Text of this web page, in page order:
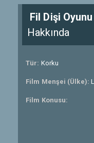
Fil Dişi
Hakkında
Tür: Korku
Film Menşei (Ülke):
Film Konusu: